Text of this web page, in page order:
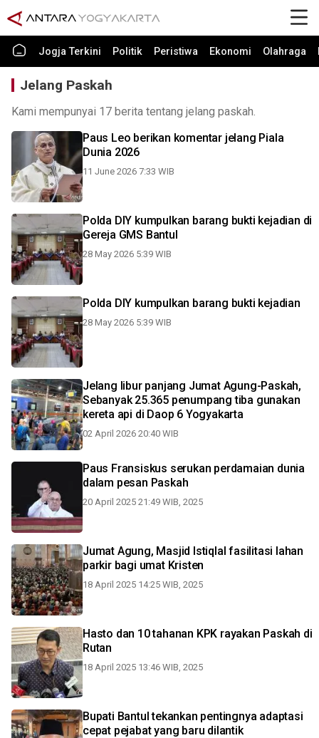
Jogja Terkini Politik Peristiwa Ekonomi Olahraga
Jelang Paskah
Kami mempunyai 17 berita tentang jelang paskah.
Paus Leo berikan komentar jelang Piala
Dunia 2026
11 June 2026 7:33 WIB
Polda DIY kumpulkan barang bukti kejadian di
Gereja GMS Bantul
28 May 2026 5:39 WIB
Polda DIY kumpulkan barang bukti kejadian
28 May 2026 5:39 WIB
Jelang libur panjang Jumat Agung-Paskah,
Sebanyak 25.365 penumpang tiba gunakan
kereta api di Daop 6 Yogyakarta
02 April 2026 20:40 WIB
Paus Fransiskus serukan perdamaian dunia
dalam pesan Paskah
20 April 2025 21:49 WIB, 2025
Jumat Agung, Masjid Istiqlal fasilitasi lahan
parkir bagi umat Kristen
18 April 2025 14:25 WIB, 2025
Hasto dan 10 tahanan KPK rayakan Paskah di
Rutan
18 April 2025 13:46 WIB, 2025
Bupati Bantul tekankan pentingnya adaptasi
cepat pejabat yang baru dilantik